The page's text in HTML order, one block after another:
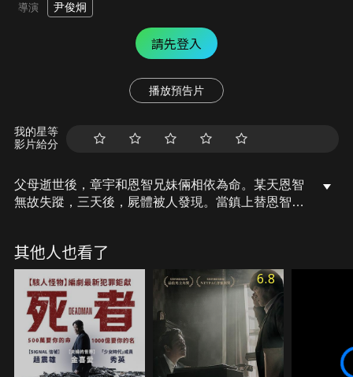
導演 尹俊炯
請先登入
播放預告片
我的星等
影片給分
父母逝世後，章宇和恩智兄妹倆相依為命。某天恩智
無故失蹤，三天後，屍體被人發現。當鎮上替恩智舉
一的朋友。儘管事先預見恩智將死，詩恩選擇沉默，
但受不了良心譴責，詩恩主動提供自己所看見的線索
給章宇…。
其他人也看了
6.8